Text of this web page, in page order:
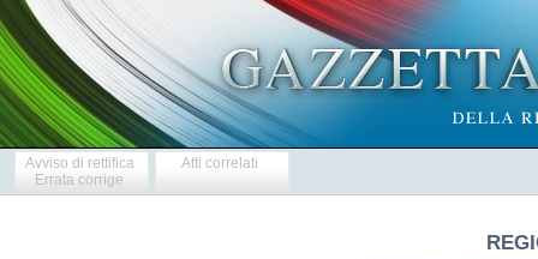
Avviso di rettifica
Errata corrige
Atti correlati